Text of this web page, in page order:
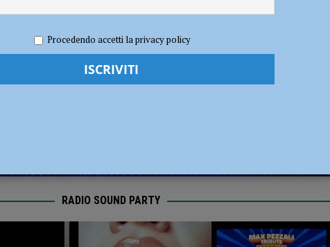
e oltre 300 in cammino con le lanterne ATTUALITÀ
Redazione FG Attualità
RADIO SOUND PARTY
Procedendo accetti la privacy policy